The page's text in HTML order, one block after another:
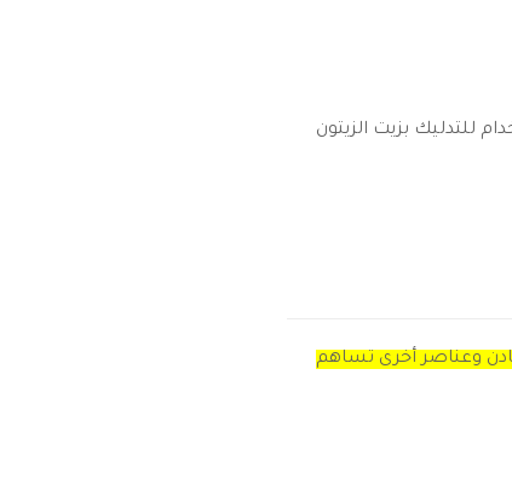
للتدليك بزيت الزيتون
وعناصر أخرى تساهم